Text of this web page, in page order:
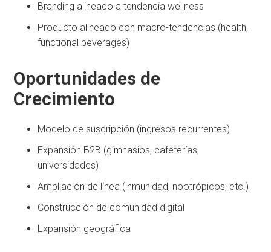
Branding alineado a tendencia wellness
Producto alineado con macro-tendencias (health,
functional beverages)
Oportunidades de
Crecimiento
Modelo de suscripción (ingresos recurrentes)
Expansión B2B (gimnasios, cafeterías,
universidades)
Ampliación de línea (inmunidad, nootrópicos, etc.)
Construcción de comunidad digital
Expansión geográfica